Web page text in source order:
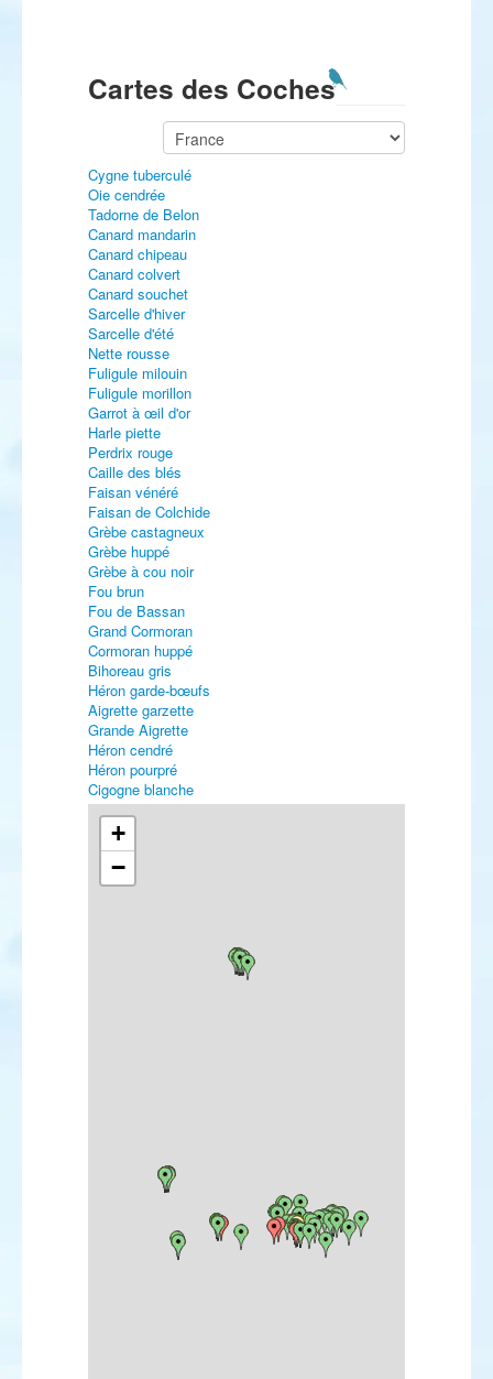
Cartes des Coches
Cygne tuberculé
Oie cendrée
Tadorne de Belon
Canard mandarin
Canard chipeau
Canard colvert
Canard souchet
Sarcelle d'hiver
Sarcelle d'été
Nette rousse
Fuligule milouin
Fuligule morillon
Garrot à œil d'or
Harle piette
Perdrix rouge
Caille des blés
Faisan vénéré
Faisan de Colchide
Grèbe castagneux
Grèbe huppé
Grèbe à cou noir
Fou brun
Fou de Bassan
Grand Cormoran
Cormoran huppé
Bihoreau gris
Héron garde-bœufs
Aigrette garzette
Grande Aigrette
Héron cendré
Héron pourpré
Cigogne blanche
Ibis falcinelle
Spatule blanche
Flamant rose
Bondrée apivore
Élanion blanc
Balbuzard pêcheur
Faucon crécerelle
Faucon sacre
Faucon pèlerin
Marouette ponctuée
+
−